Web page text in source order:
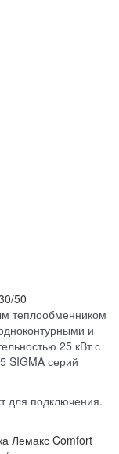
50
теплообменником
и
25 кВт с
SIGMA серий
для подключения.
Лемакс Comfort